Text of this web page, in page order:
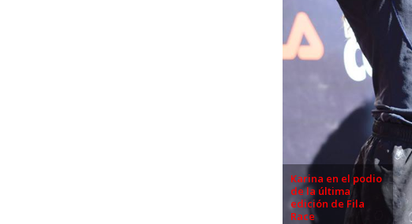
Karina en el podio
de la última
edición de Fila
Race